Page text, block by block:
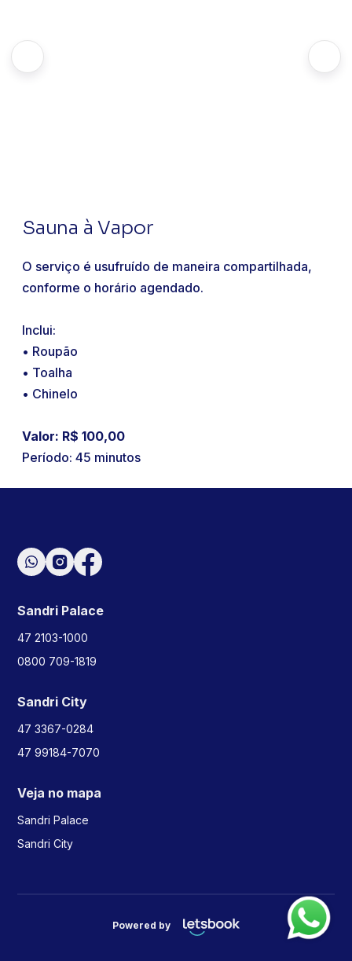
Sauna à Vapor
O serviço é usufruído de maneira compartilhada,
conforme o horário agendado.
Inclui:
• Roupão
• Toalha
• Chinelo
Valor: R$ 100,00
Período: 45 minutos
Sandri Palace
47 2103-1000
0800 709-1819
Sandri City
47 3367-0284
47 99184-7070
Veja no mapa
Sandri Palace
Sandri City
Powered by